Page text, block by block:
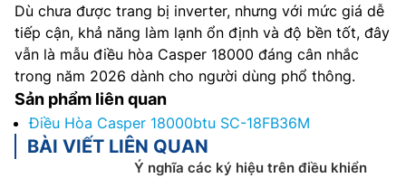
Dù chưa được trang bị inverter, nhưng với mức giá dễ
tiếp cận, khả năng làm lạnh ổn định và độ bền tốt, đây
vẫn là mẫu điều hòa Casper 18000 đáng cân nhắc
trong năm 2026 dành cho người dùng phổ thông.
Sản phẩm liên quan
Điều Hòa Casper 18000btu SC-18FB36M
BÀI VIẾT LIÊN QUAN
Ý nghĩa các ký hiệu trên điều khiển